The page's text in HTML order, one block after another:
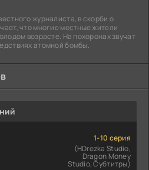
журналиста, в скорби о
что многие местные жители
возрасте. На похоронах звучат
атомной бомбы.
1-10 серия
(HDrezka Studio,
Dragon Money
Studio, Субтитры)